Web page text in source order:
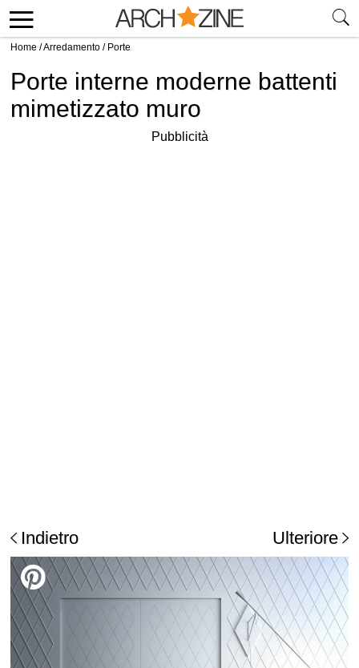
Home /Arredamento / Porte
Porte interne moderne battenti
mimetizzato muro
Pubblicità
Indietro Ulteriore